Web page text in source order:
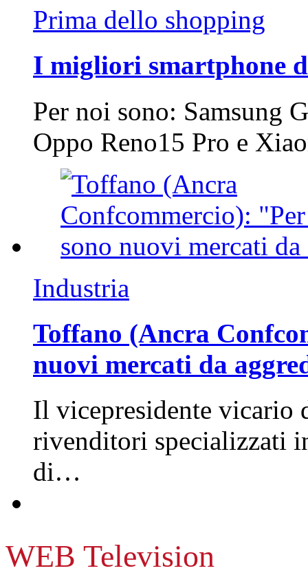
Prima dello shopping
I migliori smartphone
Per noi sono: Samsung
Oppo Reno15 Pro e
Industria
Toffano (Ancra
nuovi mercati da
Il vicepresidente vicario
rivenditori specializzati
di…
WEB Television